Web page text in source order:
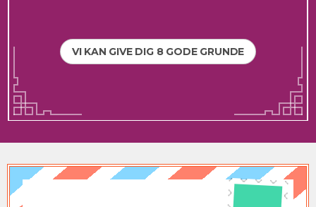
VI KAN GIVE DIG 8 GODE GRUNDE